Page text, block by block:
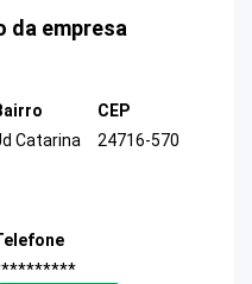
da empresa
Catarina
CEP
24716-570